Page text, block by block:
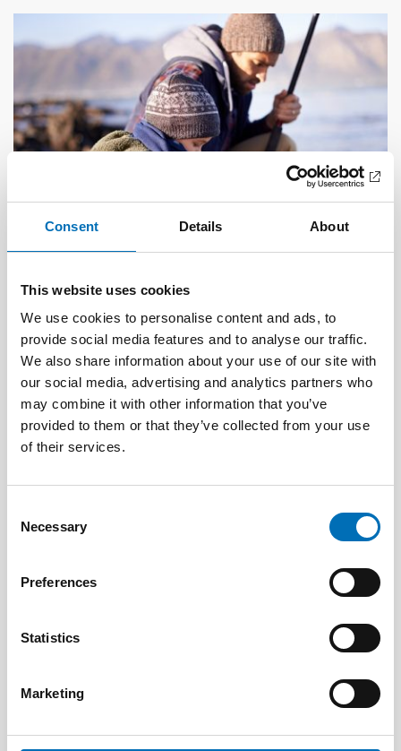
Consent Details About
This website uses cookies
We use cookies to personalise content and ads, to
provide social media features and to analyse our traffic.
We also share information about your use of our site with
our social media, advertising and analytics partners who
may combine it with other information that you’ve
provided to them or that they’ve collected from your use
of their services.
Selection
Necessary
Preferences
Statistics
Marketing
DEAFBLINDNESS
Tactile transition – experiences shared by
persons with acquired deafblindness
DEAFBLINDNESS